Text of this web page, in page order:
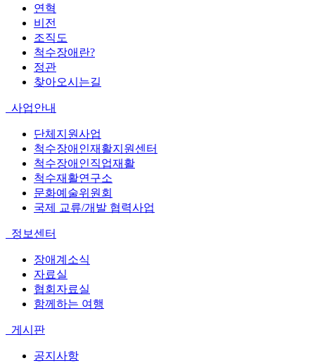
연혁
비전
조직도
척수장애란?
정관
찾아오시는길
사업안내
단체지원사업
척수장애인재활지원센터
척수장애인직업재활
척수재활연구소
문화예술위원회
국제 교류/개발 협력사업
정보센터
장애계소식
자료실
협회자료실
함께하는 여행
게시판
공지사항